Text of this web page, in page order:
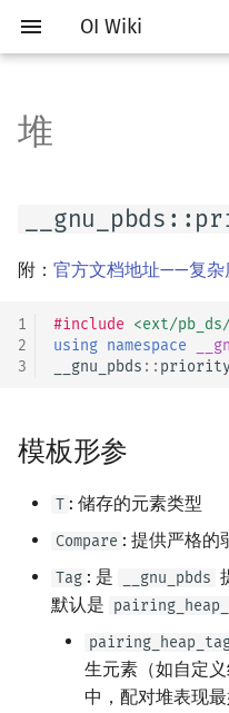
OI Wiki
入
始
搜
Getting Started
如何参与
OI Wiki 不是什么
格式手册
镜像站列表
致谢
比赛相关简介
题型
学习路线
学习资源
工具软件简介
评测工具
命令行
命令行编译与调试
Special Judge
Testlib
Polygon
Hello, World!
变量
运算
流程控制语句
文件操作
C++ 标准库简介
STL 算法
bitset
string
构造方式
成员函数
示例
证
算法基础简介
枚举
模拟
递归 & 分治
前缀和 & 差分
二分
搜索部分简介
BFS（搜索）
双向搜索
启发式搜索
IDA*
回溯法
Dancing Links
Alpha–Beta 剪枝
动态规划部分简介
记忆化搜索
背包 DP
区间 DP
状压 DP
数位 DP
插头 DP
字符串部分简介
标准库
字符串匹配
字符串哈希
Boyer–Moore 算法
Z 函数（扩展 KMP）
AC 自动机
后缀数组 (SA)
数学部分简介
数字系统
位操作
二进制集合操作
置换和排列
弧度制与坐标系
数据结构部分简介
队列
链表
哈希表
块状数据结构
单调栈
单调队列
图论部分简介
图的存储
DFS（图论）
BFS（图论）
拓扑排序
最短路问题
生成树问题
斯坦纳树
计算几何部分简介
二维计算几何基础
三维计算几何基础
距离
Pick 定理
扫描线
旋转卡壳
半平面交
平面最近点对
杂项简介
双指针
离线算法
分数规划
有限状态自动机
计算理论基础
字节顺序
约瑟夫问题
RMQ
括号序列
线段树与离线询问
堆
附： 官方文档地址——复杂
1
2
3
#include <ext/
using namespace
__gnu_pbds ::
模板形参
T : 储存的元素类型
Compare : 提供严格的
Tag : 是 __gnu_pbds
默认是
生元素（如自定
中，配对堆表现